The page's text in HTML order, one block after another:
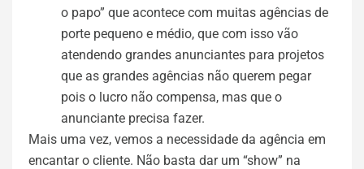
o papo” que acontece com muitas agências de
porte pequeno e médio, que com isso vão
atendendo grandes anunciantes para projetos
que as grandes agências não querem pegar
pois o lucro não compensa, mas que o
anunciante precisa fazer.
Mais uma vez, vemos a necessidade da agência em
encantar o cliente. Não basta dar um “show” na